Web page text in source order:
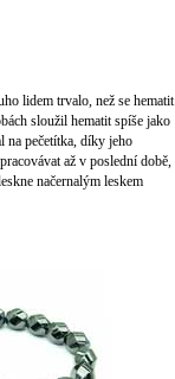
lidem trvalo, než se hematit
sloužil hematit spíše jako
na pečetítka, díky jeho
až v poslední době,
načernalým leskem